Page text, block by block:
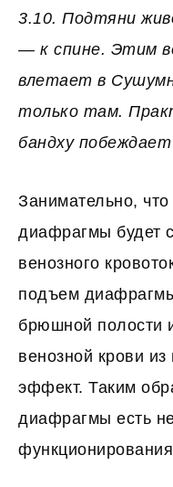
3.10. Подтяни
— к спине. Этим
влетает в
только там.
бандху
Занимательно,
диафрагмы будет
венозного
подъем
брюшной полости
венозной крови
эффект. Таким
диафрагмы есть